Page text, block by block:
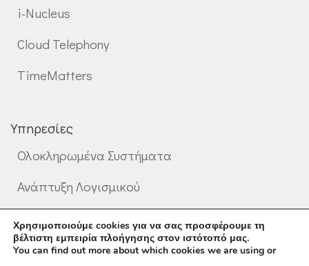
i-Nucleus
Cloud Telephony
TimeMatters
Υπηρεσίες
Ολοκληρωμένα Συστήματα
Ανάπτυξη Λογισμικού
Επαγγελματικές Υπηρεσίες
Χρησιμοποιούμε cookies για να σας προσφέρουμε τη
βέλτιστη εμπειρία πλοήγησης στον ιστότοπό μας.
You can find out more about which cookies we are using or